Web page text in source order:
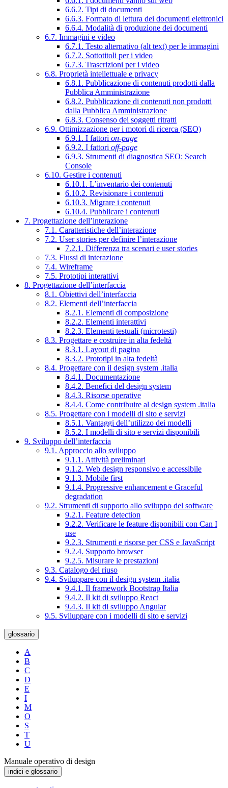
6.6.2. Tipi di documenti
6.6.3. Formato di lettura dei documenti elettronici
6.6.4. Modalità di produzione dei documenti
6.7. Immagini e video
6.7.1. Testo alternativo (alt text) per le immagini
6.7.2. Sottotitoli per i video
6.7.3. Trascrizioni per i video
6.8. Proprietà intellettuale e privacy
6.8.1. Pubblicazione di contenuti prodotti dalla
Pubblica Amministrazione
6.8.2. Pubblicazione di contenuti non prodotti
dalla Pubblica Amministrazione
6.8.3. Consenso dei soggetti ritratti
6.9. Ottimizzazione per i motori di ricerca (SEO)
6.9.1. I fattori on-page
6.9.2. I fattori off-page
6.9.3. Strumenti di diagnostica SEO: Search
Console
6.10. Gestire i contenuti
6.10.1. L’inventario dei contenuti
6.10.2. Revisionare i contenuti
6.10.3. Migrare i contenuti
6.10.4. Pubblicare i contenuti
7. Progettazione dell’interazione
7.1. Caratteristiche dell’interazione
7.2. User stories per definire l’interazione
7.2.1. Differenza tra scenari e user stories
7.3. Flussi di interazione
7.4. Wireframe
7.5. Prototipi interattivi
8. Progettazione dell’interfaccia
8.1. Obiettivi dell’interfaccia
8.2. Elementi dell’interfaccia
8.2.1. Elementi di composizione
8.2.2. Elementi interattivi
8.2.3. Elementi testuali (microtesti)
8.3. Progettare e costruire in alta fedeltà
8.3.1. Layout di pagina
8.3.2. Prototipi in alta fedeltà
8.4. Progettare con il design system .italia
8.4.1. Documentazione
8.4.2. Benefici del design system
8.4.3. Risorse operative
8.4.4. Come contribuire al design system .italia
8.5. Progettare con i modelli di sito e servizi
8.5.1. Vantaggi dell’utilizzo dei modelli
8.5.2. I modelli di sito e servizi disponibili
9. Sviluppo dell’interfaccia
9.1. Approccio allo sviluppo
9.1.1. Attività preliminari
9.1.2. Web design responsivo e accessibile
9.1.3. Mobile first
9.1.4. Progressive enhancement e Graceful
degradation
9.2. Strumenti di supporto allo sviluppo del software
9.2.1. Feature detection
9.2.2. Verificare le feature disponibili con Can I
use
9.2.3. Strumenti e risorse per CSS e JavaScript
9.2.4. Supporto browser
9.2.5. Misurare le prestazioni
9.3. Catalogo del riuso
9.4. Sviluppare con il design system .italia
9.4.1. Il framework Bootstrap Italia
9.4.2. Il kit di sviluppo React
9.4.3. Il kit di sviluppo Angular
9.5. Sviluppare con i modelli di sito e servizi
glossario
A
B
C
D
E
I
M
O
S
T
U
Manuale operativo di design
indici e glossario